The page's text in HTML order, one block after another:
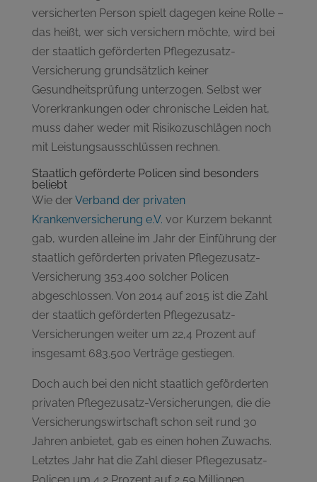
versicherten Person spielt dagegen keine Rolle –
das heißt, wer sich versichern möchte, wird bei
der staatlich geförderten Pflegezusatz-
Versicherung grundsätzlich keiner
Gesundheitsprüfung unterzogen. Selbst wer
Vorerkrankungen oder chronische Leiden hat,
muss daher weder mit Risikozuschlägen noch
mit Leistungsausschlüssen rechnen.
Staatlich geförderte Policen sind besonders
beliebt
Wie derVerband der privaten
Krankenversicherung e.V. vor Kurzem bekannt
gab, wurden alleine im Jahr der Einführung der
staatlich geförderten privaten Pflegezusatz-
Versicherung 353.400 solcher Policen
abgeschlossen. Von 2014 auf 2015 ist die Zahl
der staatlich geförderten Pflegezusatz-
Versicherungen weiter um 22,4 Prozent auf
insgesamt 683.500 Verträge gestiegen.
Doch auch bei den nicht staatlich geförderten
privaten Pflegezusatz-Versicherungen, die die
Versicherungswirtschaft schon seit rund 30
Jahren anbietet, gab es einen hohen Zuwachs.
Letztes Jahr hat die Zahl dieser Pflegezusatz-